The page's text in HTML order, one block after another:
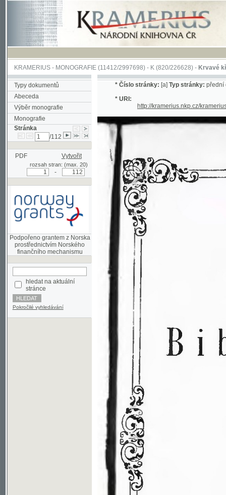
KRAMERIUS-MONOGRAFIE(11412/2997698) -K (820/226628)-Krvavé křtiny,
Typy dokumentů
Abeceda
Výběr monografie
Monografie
Stránka
/112
PDF Vytvořit
rozsah stran: (max. 20)
Podpořeno grantem z Norska
prostřednictvím Norského
hledat na aktuální
stránce
Pokročilé vyhledávání
http://kramerius.nkp.cz/kramerius/